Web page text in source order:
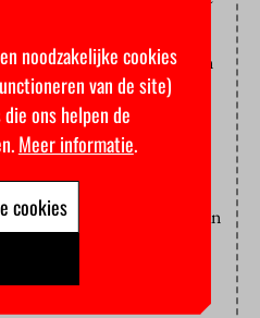
zwangere aanvrager kan
de mate waarin haar
gerespecteerd”, staat in
reactie de hand in
“Dit is vooral een
vrouwen die bij hun
ondervonden door hun
is het ook niet
je aan tussen je
in de fase dat veel
noodzakelijke cookies
van de site)
ons helpen de
Meer informatie.
cookies